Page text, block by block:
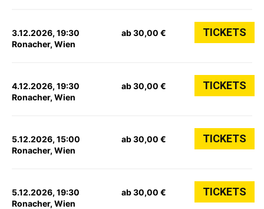
3.12.2026, 19:30
Ronacher, Wien
ab 30,00 € TICKETS
4.12.2026, 19:30
Ronacher, Wien
ab 30,00 € TICKETS
5.12.2026, 15:00
Ronacher, Wien
ab 30,00 € TICKETS
5.12.2026, 19:30
Ronacher, Wien
ab 30,00 € TICKETS